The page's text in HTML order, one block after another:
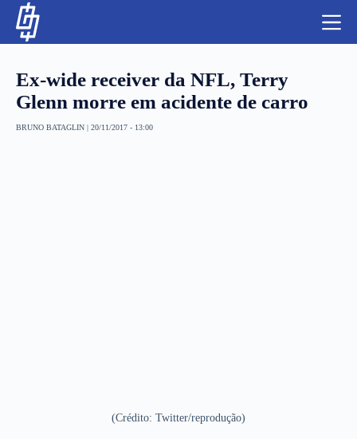
Ex-wide receiver da NFL, Terry
Glenn morre em acidente de carro
BRUNO BATAGLIN | 20/11/2017 - 13:00
(Crédito: Twitter/reprodução)